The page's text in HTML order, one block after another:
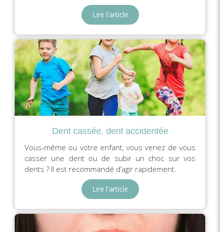
Lire l'article
Dent cassée, dent accidentée
Vous-même ou votre enfant, vous venez de vous
casser une dent ou de subir un choc sur vos
dents ? Il est recommandé d’agir rapidement.
Lire l'article